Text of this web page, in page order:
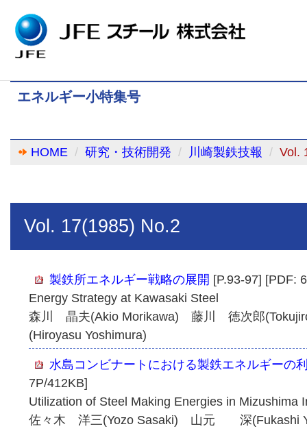
エネルギー小特集号
HOME 研究・技術開発 川崎製鉄技報 Vol.
Vol. 17(1985) No.2
製鉄所エネルギー戦略の展開 [P.93-97] [PDF:
Energy Strategy at Kawasaki Steel
森川 晶夫(Akio Morikawa) 藤川 徳次郎
(Hiroyasu Yoshimura)
水島コンビナートにおける製鉄エネルギーの
7P/412KB]
Utilization of Steel Making Energies in Mizushima
佐々木 洋三(Yozo Sasaki) 山元 深